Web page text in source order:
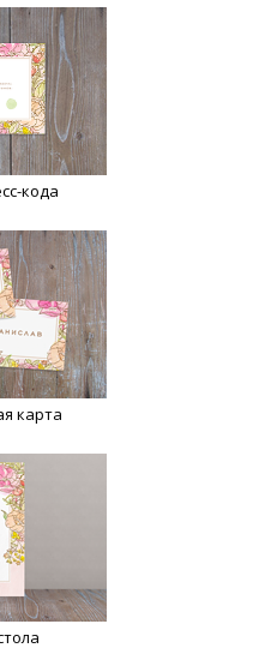
кода
карта